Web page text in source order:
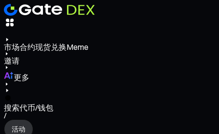
市场合约现货兑换Meme
邀请
更多
搜索代币/钱包
/
活动